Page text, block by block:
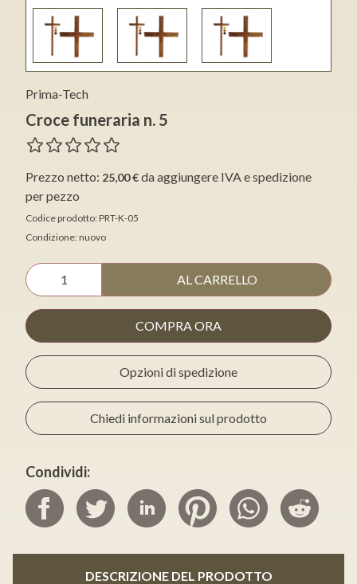
Prima-Tech
Croce funeraria n. 5
Prezzo netto: 25,00 €da aggiungere IVA e spedizione
per pezzo
Codice prodotto: PRT-K-05
Condizione: nuovo
AL CARRELLO
COMPRA ORA
Opzioni di spedizione
Chiedi informazioni sul prodotto
Condividi:
DESCRIZIONE DEL PRODOTTO